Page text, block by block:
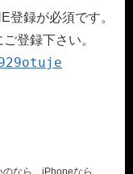
録が必須です。
登録下さい。
なら、iPhoneなら